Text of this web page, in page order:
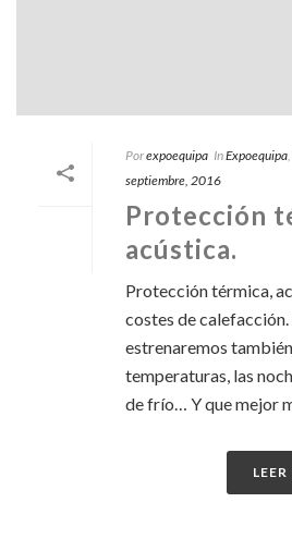
Porexpoequipa InExpoequipa
septiembre, 2016
Protección
acústica.
Protección térmica,
costes de
estrenaremos
temperaturas, las
de frío… Y que mejor